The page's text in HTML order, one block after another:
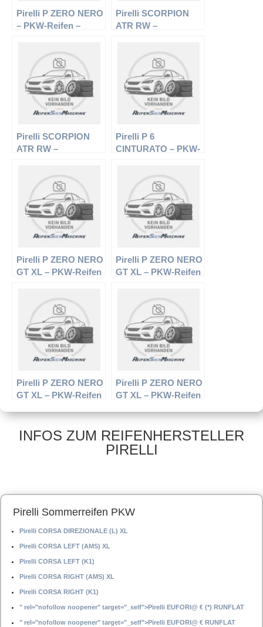
Pirelli P ZERO NERO
– PKW-Reifen –
Pirelli SCORPION
ATR RW –
– Sommerreifen
Pirelli SCORPION
ATR RW –
– Sommerreifen
Pirelli P 6
CINTURATO – PKW-
Pirelli P ZERO NERO
GT XL – PKW-Reifen
Pirelli P ZERO NERO
GT XL – PKW-Reifen
Pirelli P ZERO NERO
GT XL – PKW-Reifen
Sommerreifen
Pirelli P ZERO NERO
GT XL – PKW-Reifen
Sommerreifen
INFOS ZUM REIFENHERSTELLER
PIRELLI
Pirelli Sommerreifen PKW
Pirelli CORSA DIREZIONALE (L) XL
Pirelli CORSA LEFT (AMS) XL
Pirelli CORSA LEFT (K1)
Pirelli CORSA RIGHT (AMS) XL
Pirelli CORSA RIGHT (K1)
" rel="nofollow noopener" target="_self">Pirelli EUFORI@ € (*) RUNFLAT
" rel="nofollow noopener" target="_self">Pirelli EUFORI@ € RUNFLAT